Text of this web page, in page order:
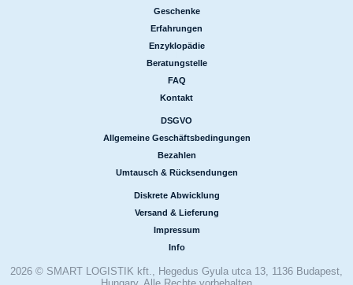
Geschenke
Erfahrungen
Enzyklopädie
Beratungstelle
FAQ
Kontakt
DSGVO
Allgemeine Geschäftsbedingungen
Bezahlen
Umtausch & Rücksendungen
Diskrete Abwicklung
Versand & Lieferung
Impressum
Info
2026 © SMART LOGISTIK kft., Hegedus Gyula utca 13, 1136 Budapest,